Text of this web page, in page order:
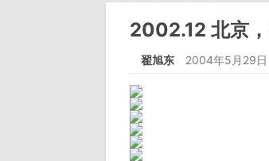
2002.12 北京
翟旭东 2004年5月29日